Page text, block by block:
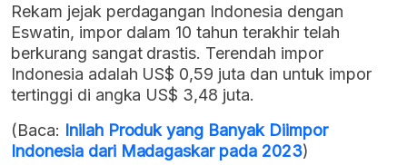
Rekam jejak perdagangan Indonesia dengan
Eswatin, impor dalam 10 tahun terakhir telah
berkurang sangat drastis. Terendah impor
Indonesia adalah US$ 0,59 juta dan untuk impor
tertinggi di angka US$ 3,48 juta.
(Baca: Inilah Produk yang Banyak Diimpor
Indonesia dari Madagaskar pada 2023)